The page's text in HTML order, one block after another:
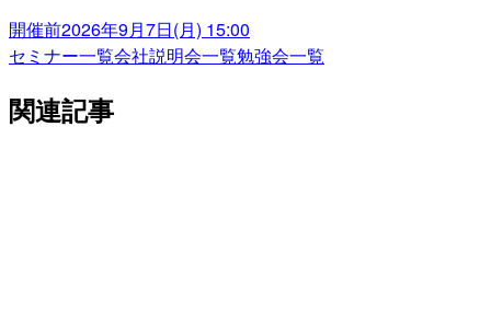
開催前2026年9月7日(月) 15:00
セミナー一覧会社説明会一覧勉強会一覧
関連記事